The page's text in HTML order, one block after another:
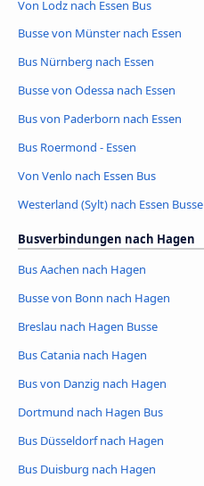
Von Lodz nach Essen Bus
Busse von Münster nach Essen
Bus Nürnberg nach Essen
Busse von Odessa nach Essen
Bus von Paderborn nach Essen
Bus Roermond - Essen
Von Venlo nach Essen Bus
Westerland (Sylt) nach Essen Busse
Busverbindungen nach Hagen
Bus Aachen nach Hagen
Busse von Bonn nach Hagen
Breslau nach Hagen Busse
Bus Catania nach Hagen
Bus von Danzig nach Hagen
Dortmund nach Hagen Bus
Bus Düsseldorf nach Hagen
Bus Duisburg nach Hagen